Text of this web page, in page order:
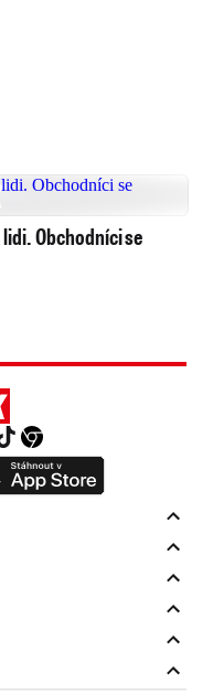
Obchodníci se